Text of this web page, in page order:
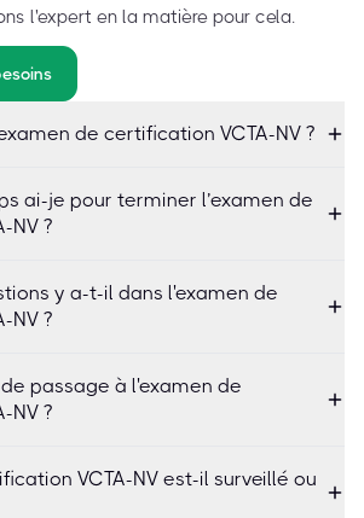
l'expert en la matière pour cela.
de certification VCTA-NV ?
ai-je pour terminer l’examen de
NV ?
y a-t-il dans l'examen de
NV ?
passage à l'examen de
NV ?
VCTA-NV est-il surveillé ou